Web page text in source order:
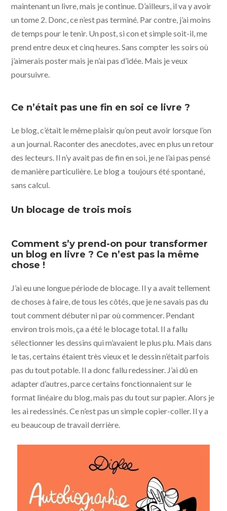
maintenant un livre, mais je continue. D’ailleurs, il va y avoir
un tome 2. Donc, ce n’est pas terminé. Par contre, j’ai moins
de temps pour le tenir. Un post, si con et simple soit-il, me
prend entre deux et cinq heures. Sans compter les soirs où
j’aimerais poster mais je n’ai pas d’idée. Mais je veux
poursuivre.
Ce n’était pas une fin en soi ce livre ?
Le blog, c’était le même plaisir qu’on peut avoir lorsque l’on
a un journal. Raconter des anecdotes, avec en plus un retour
des lecteurs. Il n’y avait pas de fin en soi, je ne l’ai pas pensé
de manière particulière. Le blog a toujours été spontané,
sans calcul.
Un blocage de trois mois
Comment s’y prend-on pour transformer
un blog en livre ? Ce n’est pas la même
chose !
J’ai eu une longue période de blocage. Il y a avait tellement
de choses à faire, de tous les côtés, que je ne savais pas du
tout comment débuter ni par où commencer. Pendant
environ trois mois, ça a été le blocage total. Il a fallu
sélectionner les dessins qui m’avaient le plus plu. Mais dans
le tas, certains étaient très vieux et le dessin n’était parfois
pas du tout potable. Il a donc fallu redessiner. J’ai dû en
adapter d’autres, parce certains fonctionnaient sur le
format linéaire du blog, mais pas du tout sur papier. Alors je
les ai redessinés. Ce n’est pas un simple copier-coller. Il y a
eu beaucoup de travail derrière.